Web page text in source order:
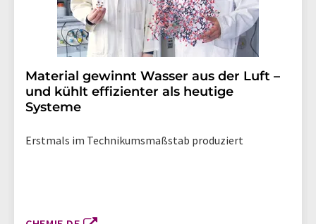
Material gewinnt Wasser aus der Luft –
und kühlt effizienter als heutige
Systeme
Erstmals im Technikumsmaßstab produziert